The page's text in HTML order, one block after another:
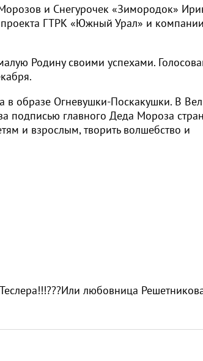
и Снегурочек «Зимородок»
проекта ГТРК «Южный Урал» и
Родину своими успехами.
в образе Огневушки-Поскакушки. В
подписью главного Деда Мороза
и взрослым, творить волшебство и
любовница